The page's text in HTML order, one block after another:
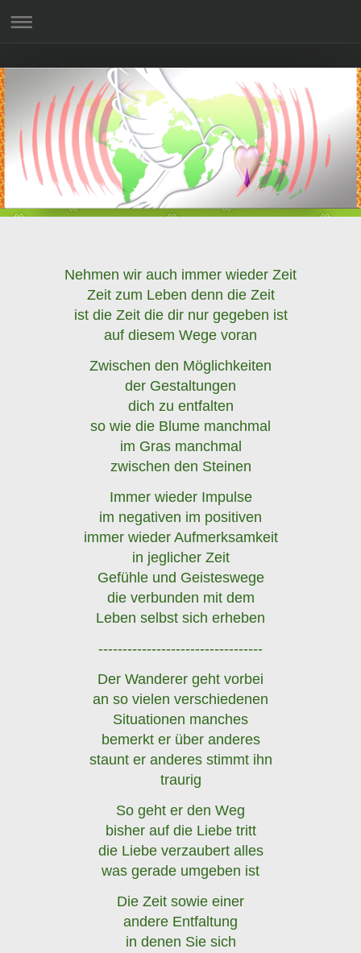
Nehmen wir auch immer wieder Zeit
Zeit zum Leben denn die Zeit
ist die Zeit die dir nur gegeben ist
auf diesem Wege voran
Zwischen den Möglichkeiten
der Gestaltungen
dich zu entfalten
so wie die Blume manchmal
im Gras manchmal
zwischen den Steinen
Immer wieder Impulse
im negativen im positiven
immer wieder Aufmerksamkeit
in jeglicher Zeit
Gefühle und Geisteswege
die verbunden mit dem
Leben selbst sich erheben
----------------------------------
Der Wanderer geht vorbei
an so vielen verschiedenen
Situationen manches
bemerkt er über anderes
staunt er anderes stimmt ihn
traurig
So geht er den Weg
bisher auf die Liebe tritt
die Liebe verzaubert alles
was gerade umgeben ist
Die Zeit sowie einer
andere Entfaltung
in denen Sie sich